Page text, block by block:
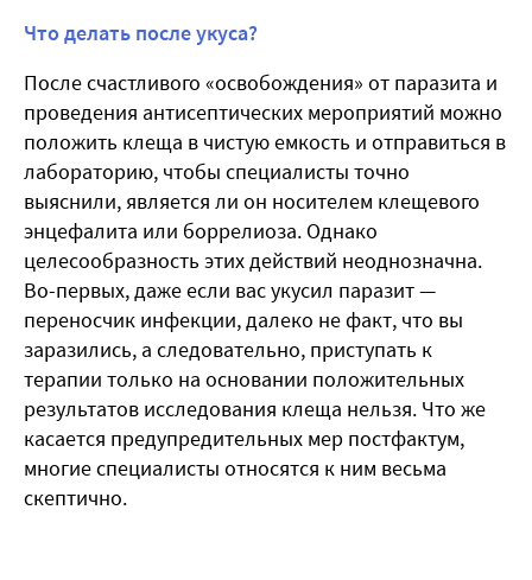
Что делать после укуса?
После счастливого «освобождения» от паразита и
проведения антисептических мероприятий можно
положить клеща в чистую емкость и отправиться в
лабораторию, чтобы специалисты точно
выяснили, является ли он носителем клещевого
энцефалита или боррелиоза. Однако
целесообразность этих действий неоднозначна.
Во-первых, даже если вас укусил паразит —
переносчик инфекции, далеко не факт, что вы
заразились, а следовательно, приступать к
терапии только на основании положительных
результатов исследования клеща нельзя. Что же
касается предупредительных мер постфактум,
многие специалисты относятся к ним весьма
скептично.